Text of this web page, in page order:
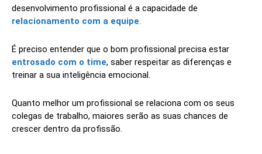
desenvolvimento profissional é a capacidade de
relacionamento com a equipe.
É preciso entender que o bom profissional precisa estar
entrosado com o time, saber respeitar as diferenças e
treinar a sua inteligência emocional.
Quanto melhor um profissional se relaciona com os seus
colegas de trabalho, maiores serão as suas chances de
crescer dentro da profissão.